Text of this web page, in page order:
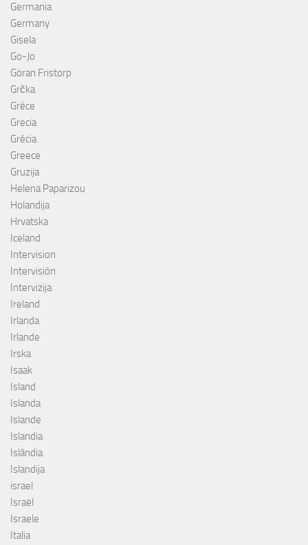
Germania
Germany
Gisela
Go-Jo
Göran Fristorp
Grčka
Grèce
Grecia
Grécia
Greece
Gruzija
Helena Paparizou
Holandija
Hrvatska
Iceland
Intervision
Intervisión
Intervizija
Ireland
Irlanda
Irlande
Irska
Isaak
Island
Islanda
Islande
Islandia
Islândia
Islandija
israel
Israël
Israele
Italia